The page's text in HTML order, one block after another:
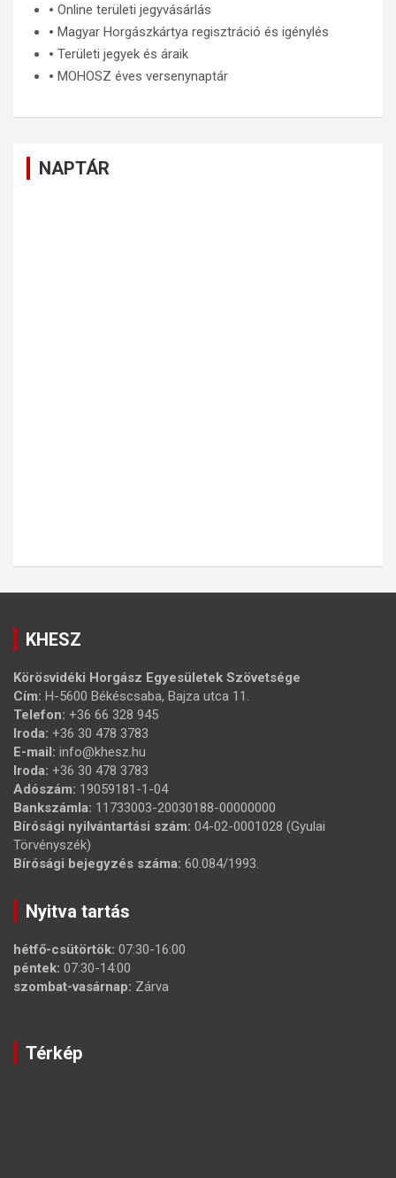
🞄 Online területi jegyvásárlás
🞄 Magyar Horgászkártya regisztráció és igénylés
🞄 Területi jegyek és áraik
🞄 MOHOSZ éves versenynaptár
NAPTÁR
KHESZ
Körösvidéki Horgász Egyesületek Szövetsége
Cím: H-5600 Békéscsaba, Bajza utca 11.
Telefon: +36 66 328 945
Iroda: +36 30 478 3783
E-mail: info@khesz.hu
Iroda: +36 30 478 3783
Adószám: 19059181-1-04
Bankszámla: 11733003-20030188-00000000
Bírósági nyilvántartási szám: 04-02-0001028 (Gyulai
Törvényszék)
Bírósági bejegyzés száma: 60.084/1993.
Nyitva tartás
hétfő-csütörtök: 07:30-16:00
péntek: 07:30-14:00
szombat-vasárnap: Zárva
Térkép